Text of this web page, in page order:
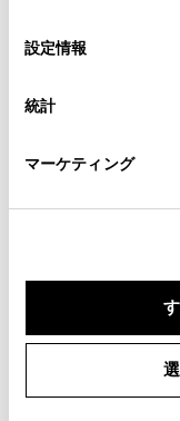
デバイスにすべての
意したことになり
設定の変更、同意
「Cookie（クッキー
設定情報
統計
マーケティング
必須 市区町村名
丁目番地